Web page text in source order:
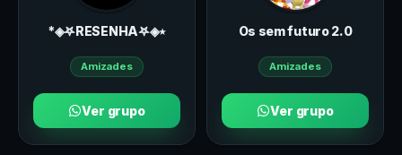
*◈𖤐RESENHA𖤐◈٭
Amizades
Ver grupo
Os sem futuro 2.0
Amizades
Ver grupo